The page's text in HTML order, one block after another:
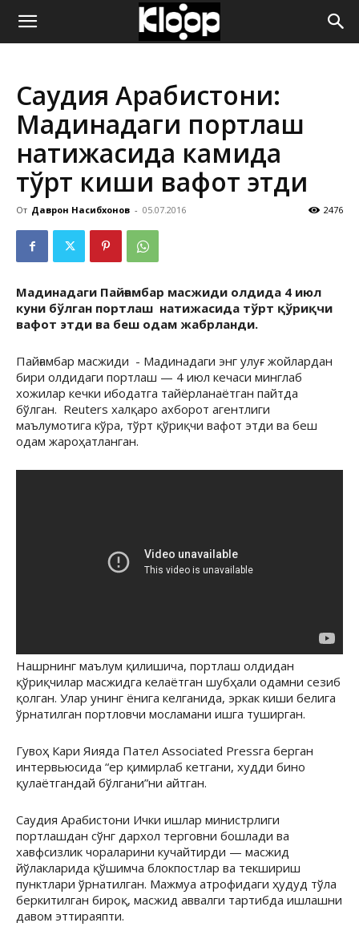
ҚИРҒИЗИСТОН
ЯНГИЛИКЛАРИ
Саудия Арабистони:
Мадинадаги портлаш
натижасида камида
тўрт киши вафот этди
От Даврон Насибхонов - 05.07.2016 2476
Мадинадаги Пайғамбар масжиди олдида 4 июл
куни бўлган портлаш натижасида тўрт қўриқчи
вафот этди ва беш одам жабрланди.
Пайғамбар масжиди - Мадинадаги энг улуғ- жойлардан
бири олдидаги портлаш — 4 июл кечаси минглаб
хожилар кечки ибодатга тайёрланаётган пайтда
бўлган. Reuters халқаро ахборот агентлиги
маълумотига кўра, тўрт қўриқчи вафот этди ва беш
одам жароҳатланган.
Нашрнинг маълум қилишича, портлаш олдидан
қўриқчилар масжидга келаётган шубҳали одамни сезиб
қолган. Улар унинг ёнига келганида, эркак киши белига
ўрнатилган портловчи мосламани ишга туширган.
Гувоҳ Кари Яияда Пател Associated Pressга берган
интервьюсида “ер қимирлаб кетгани, худди бино
қулаётгандай бўлгани”ни айтган.
Саудия Арабистони Ички ишлар министрлиги
портлашдан сўнг дархол терговни бошлади ва
хавфсизлик чораларини кучайтирди — масжид
йўлакларида қўшимча блокпостлар ва текшириш
пунктлари ўрнатилган. Мажмуа атрофидаги ҳудуд тўла
беркитилган бироқ, масжид аввалги тартибда ишлашни
давом эттираяпти.